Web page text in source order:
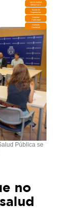
DESCARGA
MIRAPLAY
Buzón de
Sugerencias
Contratar
Publicidad
Contacto
Comercial
Pública se
no